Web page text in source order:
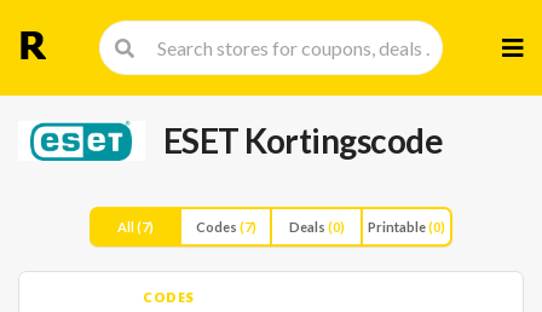
to
ESET Kortingscode
All (7) Codes (7) Deals (0) Printable(0)
CODES